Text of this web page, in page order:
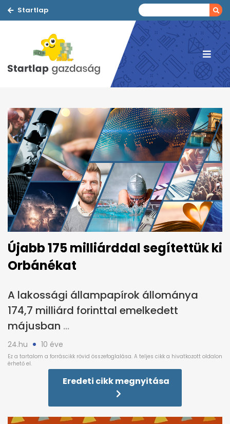
Startlap
Újabb 175 milliárddal segítettük ki
Orbánékat
A lakossági állampapírok állománya
174,7 milliárd forinttal emelkedett
májusban
24.hu 10 éve
Eredeti cikk megnyitása